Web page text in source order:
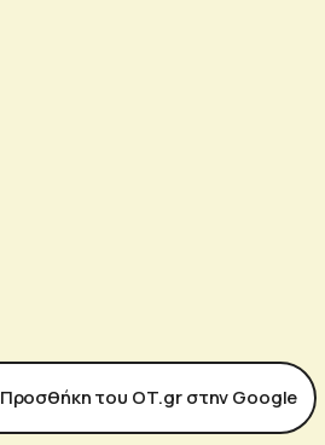
Προσθήκη του ΟΤ.gr στην Google